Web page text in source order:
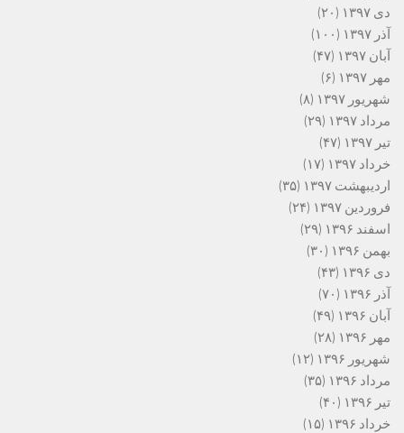
دی ۱۳۹۷
(۲۰)
آذر ۱۳۹۷
(۱۰۰)
آبان ۱۳۹۷
(۴۷)
مهر ۱۳۹۷
(۶)
شهریور ۱۳۹۷
(۸)
مرداد ۱۳۹۷
(۲۹)
تیر ۱۳۹۷
(۴۷)
خرداد ۱۳۹۷
(۱۷)
اردیبهشت ۱۳۹۷
(۳۵)
فروردین ۱۳۹۷
(۲۴)
اسفند ۱۳۹۶
(۲۹)
بهمن ۱۳۹۶
(۳۰)
دی ۱۳۹۶
(۴۳)
آذر ۱۳۹۶
(۷۰)
آبان ۱۳۹۶
(۴۹)
مهر ۱۳۹۶
(۲۸)
شهریور ۱۳۹۶
(۱۲)
مرداد ۱۳۹۶
(۳۵)
تیر ۱۳۹۶
(۴۰)
خرداد ۱۳۹۶
(۱۵)